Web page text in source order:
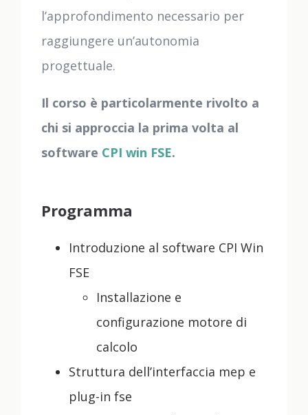
l’approfondimento necessario per
raggiungere un’autonomia
progettuale.
Il corso è particolarmente rivolto a
chi si approccia la prima volta al
software CPI win FSE.
Programma
Introduzione al software CPI Win
FSE
Installazione e
configurazione motore di
calcolo
Struttura dell’interfaccia mep e
plug-in fse